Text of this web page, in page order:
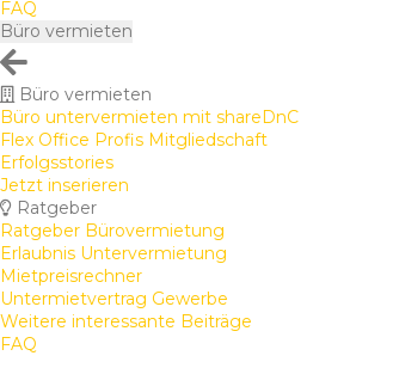
FAQ
Büro vermieten
Büro vermieten
Büro untervermieten mit shareDnC
Flex Office Profis Mitgliedschaft
Erfolgsstories
Jetzt inserieren
Ratgeber
Ratgeber Bürovermietung
Erlaubnis Untervermietung
Mietpreisrechner
Untermietvertrag Gewerbe
Weitere interessante Beiträge
FAQ